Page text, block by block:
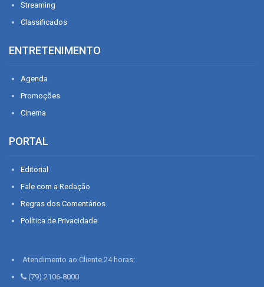
Streaming
Classificados
ENTRETENIMENTO
Agenda
Promoções
Cinema
PORTAL
Editorial
Fale com a Redação
Regras dos Comentários
Política de Privacidade
Atendimento ao Cliente 24 horas:
(79) 2106-8000